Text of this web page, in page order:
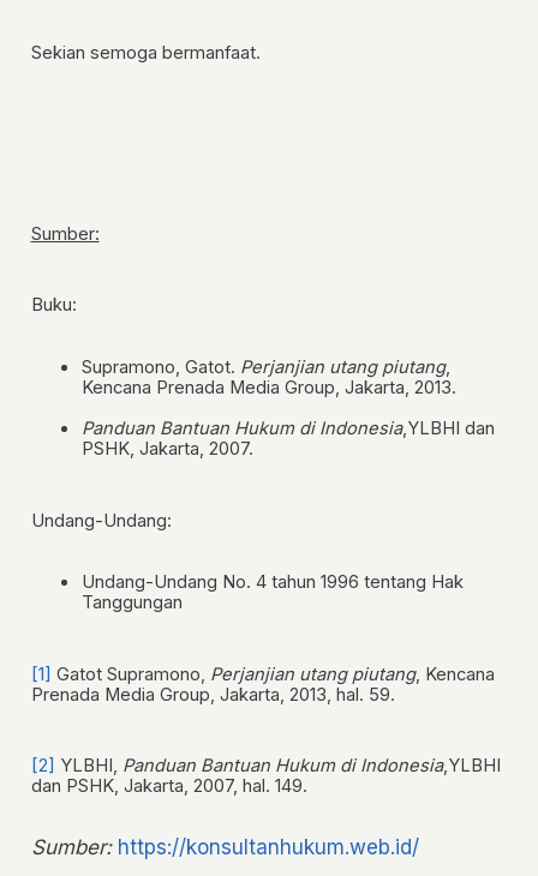
Sekian semoga bermanfaat.
Sumber:
Buku:
Supramono, Gatot. Perjanjian utang piutang,
Kencana Prenada Media Group, Jakarta, 2013.
Panduan Bantuan Hukum di Indonesia,YLBHI dan
PSHK, Jakarta, 2007.
Undang-Undang:
Undang-Undang No. 4 tahun 1996 tentang Hak
Tanggungan
[1] Gatot Supramono, Perjanjian utang piutang, Kencana
Prenada Media Group, Jakarta, 2013, hal. 59.
[2] YLBHI, Panduan Bantuan Hukum di Indonesia,YLBHI
dan PSHK, Jakarta, 2007, hal. 149.
Sumber: https://konsultanhukum.web.id/